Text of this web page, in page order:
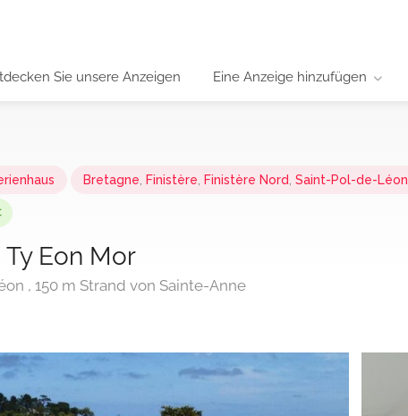
Sie unsere Anzeigen Eine Anzeige hinzufügen
Bretagne Finistère Finistère Nord Saint-Pol-de-Léon
Eon Mor
, 150 m Strand von Sainte-Anne